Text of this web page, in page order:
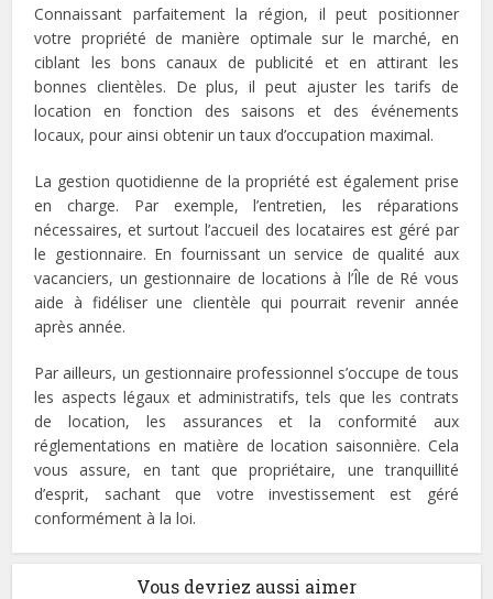
Connaissant parfaitement la région, il peut positionner
votre propriété de manière optimale sur le marché, en
ciblant les bons canaux de publicité et en attirant les
bonnes clientèles. De plus, il peut ajuster les tarifs de
location en fonction des saisons et des événements
locaux, pour ainsi obtenir un taux d’occupation maximal.
La gestion quotidienne de la propriété est également prise
en charge. Par exemple, l’entretien, les réparations
nécessaires, et surtout l’accueil des locataires est géré par
le gestionnaire. En fournissant un service de qualité aux
vacanciers, un gestionnaire de locations à l’Île de Ré vous
aide à fidéliser une clientèle qui pourrait revenir année
après année.
Par ailleurs, un gestionnaire professionnel s’occupe de tous
les aspects légaux et administratifs, tels que les contrats
de location, les assurances et la conformité aux
réglementations en matière de location saisonnière. Cela
vous assure, en tant que propriétaire, une tranquillité
d’esprit, sachant que votre investissement est géré
conformément à la loi.
Vous devriez aussi aimer